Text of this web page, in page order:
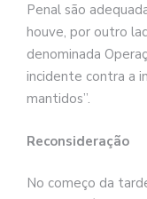
Penal são
houve, por outro
denominada
incidente contra a
mantidos”.
Reconsideração
No começo da